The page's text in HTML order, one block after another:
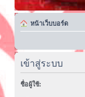
หน้าเว็บบอร์ด
เข้าสู่ระบบ
ชื่อผู้ใช้: